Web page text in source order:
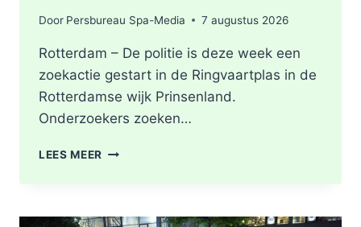
Door Persbureau Spa-Media 7 augustus 2026
Rotterdam – De politie is deze week een
zoekactie gestart in de Ringvaartplas in de
Rotterdamse wijk Prinsenland.
Onderzoekers zoeken…
LEES MEER POLITIE
VUURWAPEN